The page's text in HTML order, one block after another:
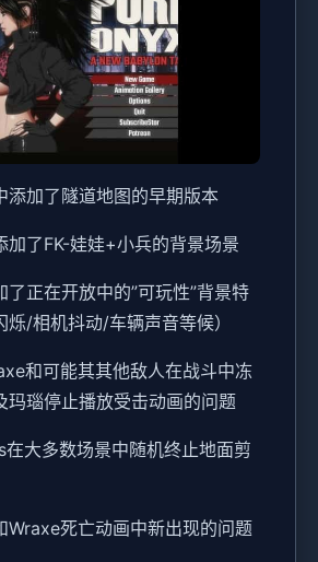
添加了隧道地图的早期版本
加了FK-娃娃+小兵的背景场景
了正在开放中的”可玩性”背景特
烁/相机抖动/车辆声音等候）
和可能其其他敌人在战斗中冻
玛瑙停止播放受击动画的问题
大多数场景中随机终止地面剪
Wraxe死亡动画中新出现的问题